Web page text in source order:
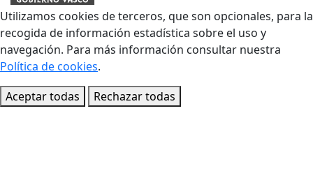
Utilizamos cookies de terceros, que son opcionales, para la
recogida de información estadística sobre el uso y
navegación. Para más información consultar nuestra
Política de cookies.
Aceptar todas
Rechazar todas